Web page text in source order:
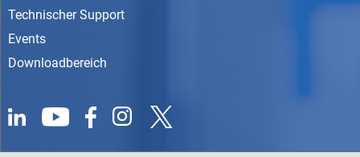
Technischer Support
Events
Downloadbereich